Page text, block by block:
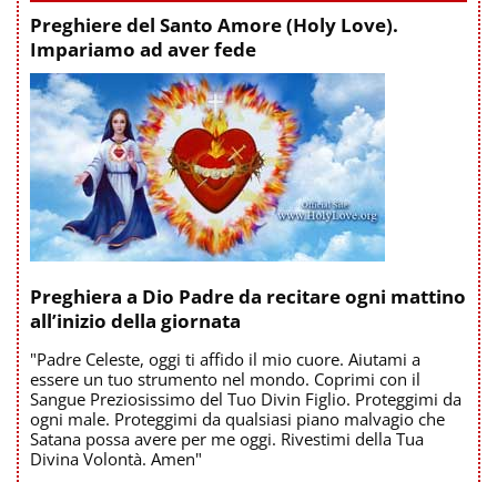
Preghiere del Santo Amore (Holy Love).
Impariamo ad aver fede
Preghiera a Dio Padre da recitare ogni mattino
all’inizio della giornata
"Padre Celeste, oggi ti affido il mio cuore. Aiutami a
essere un tuo strumento nel mondo. Coprimi con il
Sangue Preziosissimo del Tuo Divin Figlio. Proteggimi da
ogni male. Proteggimi da qualsiasi piano malvagio che
Satana possa avere per me oggi. Rivestimi della Tua
Divina Volontà. Amen"